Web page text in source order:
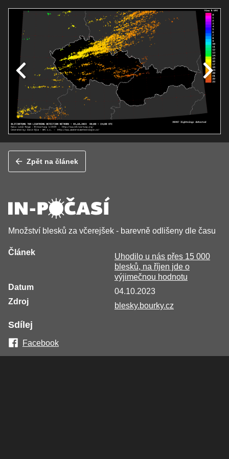
Zpět na článek
Množství blesků za včerejšek - barevně odlišeny dle času
Článek
Uhodilo u nás přes 15 000
blesků, na říjen jde o
výjimečnou hodnotu
Datum
04.10.2023
Zdroj
blesky.bourky.cz
Sdílej
Facebook